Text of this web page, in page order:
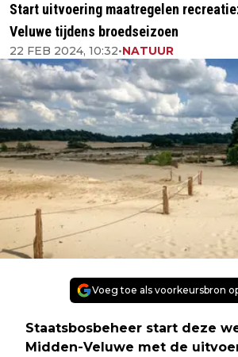
Start uitvoering maatregelen
Veluwe tijdens broedseizoen
22 FEB 2024, 10:32•NATUUR
Voeg toe als voorkeursbron
Staatsbosbeheer start deze
Midden-Veluwe met de